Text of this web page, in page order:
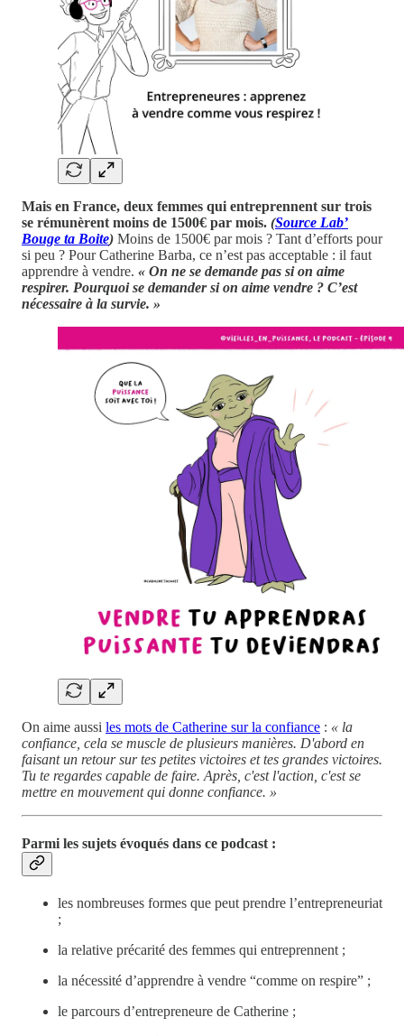
Mais en France, deux femmes qui entreprennent sur trois
se rémunèrent moins de 1500€ par mois. (Source Lab’
Bouge ta Boite) Moins de 1500€ par mois ? Tant d’efforts pour
si peu ? Pour Catherine Barba, ce n’est pas acceptable : il faut
apprendre à vendre. « On ne se demande pas si on aime
respirer. Pourquoi se demander si on aime vendre ? C’est
nécessaire à la survie. »
On aime aussi les mots de Catherine sur la confiance : « la
confiance, cela se muscle de plusieurs manières. D'abord en
faisant un retour sur tes petites victoires et tes grandes victoires.
Tu te regardes capable de faire. Après, c'est l'action, c'est se
mettre en mouvement qui donne confiance. »
Parmi les sujets évoqués dans ce podcast :
les nombreuses formes que peut prendre l’entrepreneuriat
;
la relative précarité des femmes qui entreprennent ;
la nécessité d’apprendre à vendre “comme on respire” ;
le parcours d’entrepreneure de Catherine ;